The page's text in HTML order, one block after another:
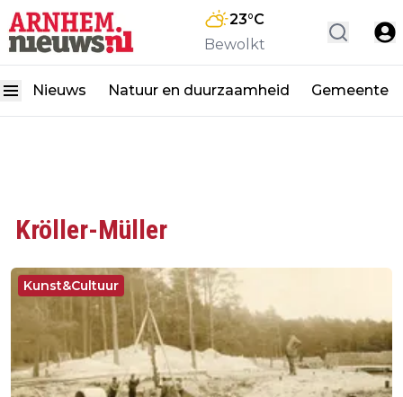
23°C
Bewolkt
Nieuws Natuur en duurzaamheid Gemeente
Kröller-Müller
Kunst&Cultuur